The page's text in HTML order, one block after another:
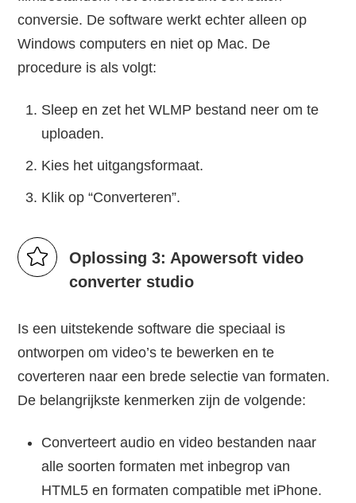
conversie. De software werkt echter alleen op
Windows computers en niet op Mac. De
procedure is als volgt:
Sleep en zet het WLMP bestand neer om te
uploaden.
Kies het uitgangsformaat.
Klik op “Converteren”.
Oplossing 3: Apowersoft video
converter studio
Is een uitstekende software die speciaal is
ontworpen om video’s te bewerken en te
coverteren naar een brede selectie van formaten.
De belangrijkste kenmerken zijn de volgende:
Converteert audio en video bestanden naar
alle soorten formaten met inbegrop van
HTML5 en formaten compatible met iPhone.